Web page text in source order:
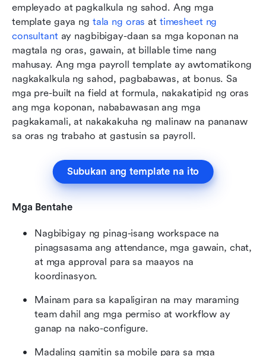
empleyado at pagkalkula ng sahod. Ang mga
template gaya ng tala ng oras at timesheet ng
consultant ay nagbibigay-daan sa mga koponan na
magtala ng oras, gawain, at billable time nang
mahusay. Ang mga payroll template ay awtomatikong
nagkakalkula ng sahod, pagbabawas, at bonus. Sa
mga pre-built na field at formula, nakakatipid ng oras
ang mga koponan, nababawasan ang mga
pagkakamali, at nakakakuha ng malinaw na pananaw
sa oras ng trabaho at gastusin sa payroll.
Subukan ang template na ito
Mga Bentahe
Nagbibigay ng pinag-isang workspace na
pinagsasama ang attendance, mga gawain, chat,
at mga approval para sa maayos na
koordinasyon.
Mainam para sa kapaligiran na may maraming
team dahil ang mga permiso at workflow ay
ganap na nako-configure.
Madaling gamitin sa mobile para sa mga